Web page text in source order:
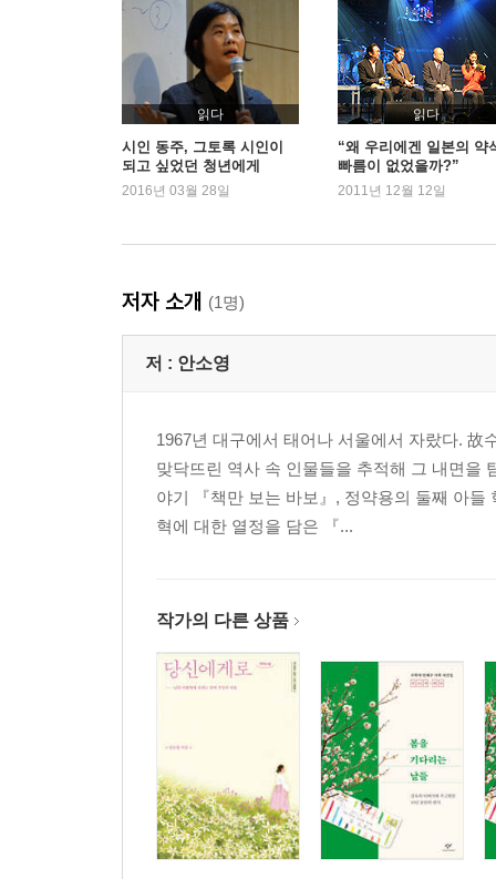
읽다
시인 동주, 그토록 시인이
되고 싶었던 청년에게
2016년 03월 28일
읽다
“왜 우리에겐 일본의 약
빠름이 없었을까?”
2011년 12월 12일
저자 소개 (1명)
저 : 안소영
1967년 대구에서 태어나 서울에서 자랐다.
맞닥뜨린 역사 속 인물들을 추적해 그 내면을
야기 『책만 보는 바보』, 정약용의 둘째 아
혁에 대한 열정을 담은 『...
작가의 다른 상품